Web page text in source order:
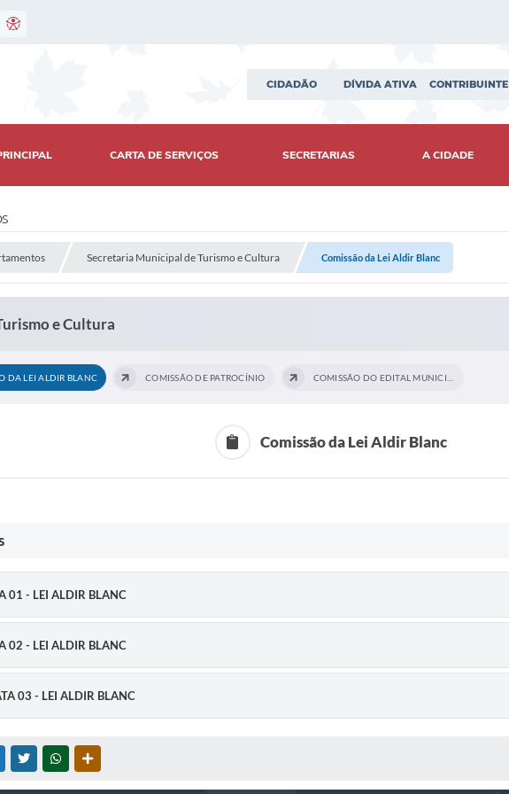
CIDADÃO DÍVIDA ATIVA CONTRIBUINTE
CARTA DE SERVIÇOS SECRETARIAS A CIDADE
Secretaria Municipal de Turismo e Cultura Comissão da Lei Aldir Blanc
e Cultura
DA LEI ALDIR BLANC COMISSÃO DE PATROCÍNIO
Comissão da Lei Aldir Blanc
01 - LEI ALDIR BLANC
02 - LEI ALDIR BLANC
03 - LEI ALDIR BLANC
MESSENGER
TWITTERWHATSAPP